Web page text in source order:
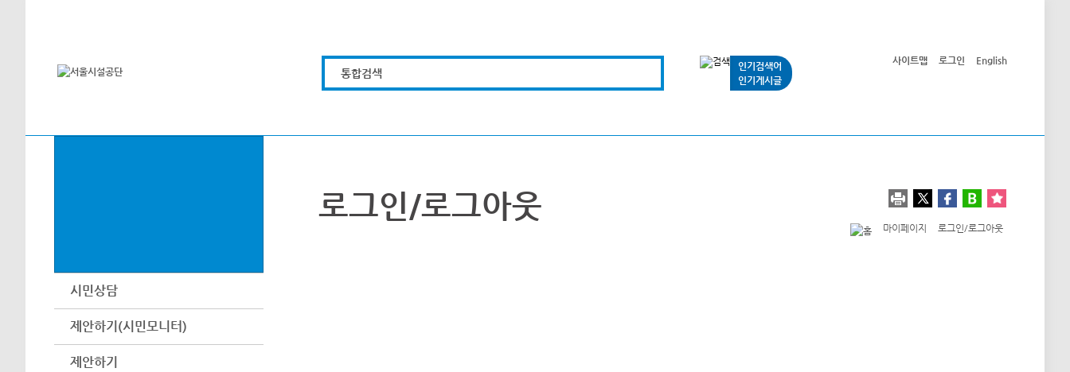
통합검색
인기검색어
인기게시글
사이트맵 로그인 English
시민상담
제안하기(시민모니터)
제안하기
로그인/로그아웃
마이페이지 로그인/로그아웃